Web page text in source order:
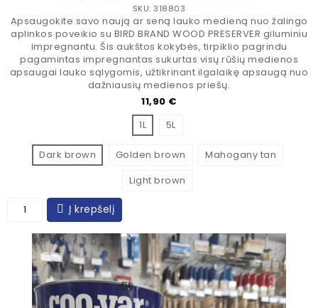
SKU: 318803
Apsaugokite savo naują ar seną lauko medieną nuo žalingo
aplinkos poveikio su BIRD BRAND WOOD PRESERVER giluminiu
impregnantu. Šis aukštos kokybės, tirpiklio pagrindu
pagamintas impregnantas sukurtas visų rūšių medienos
apsaugai lauko sąlygomis, užtikrinant ilgalaikę apsaugą nuo
dažniausių medienos priešų.
Kaina
11,90 €
1L
5L
Dark brown Golden brown
Mahogany tan
Light brown
Į krepšelį